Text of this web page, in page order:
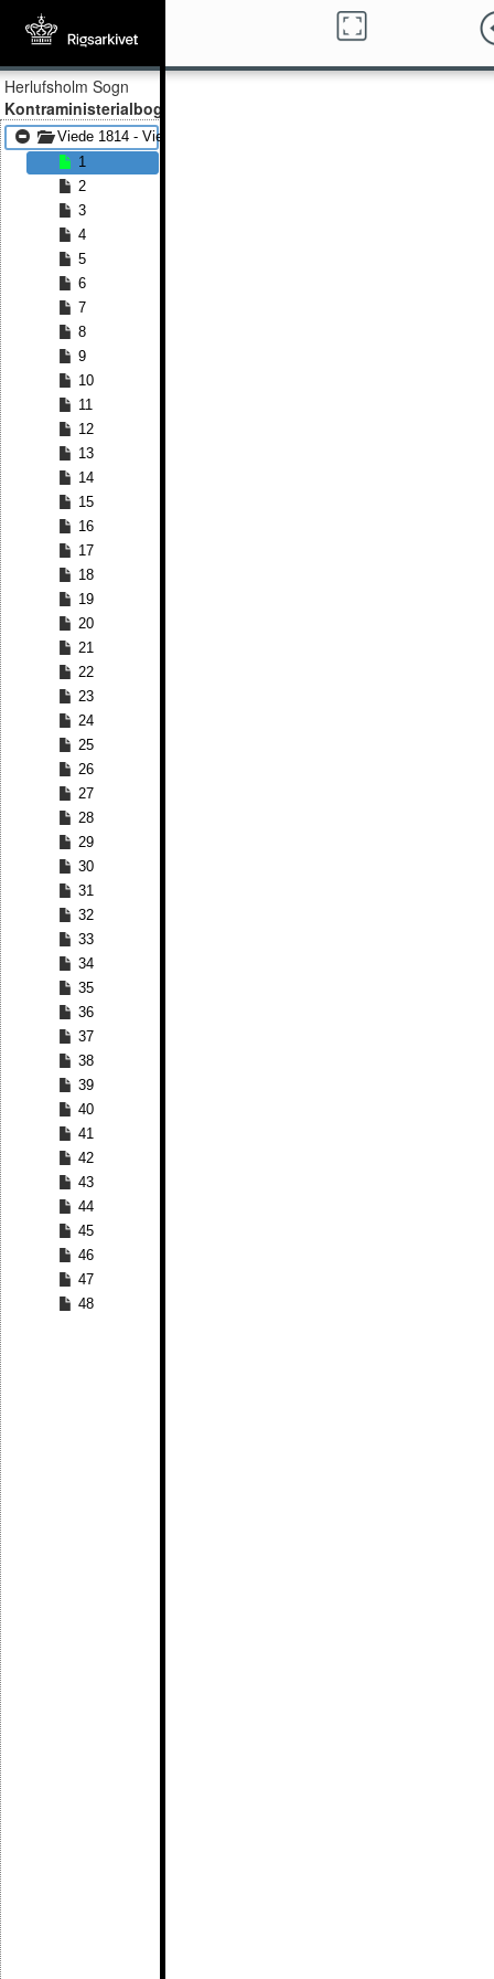
Herlufsholm Sogn
Kontraministerialbog
Viede 1814 - Viede 1840
1
2
3
4
5
6
7
8
9
10
11
12
13
14
15
16
17
18
19
20
21
22
23
24
25
26
27
28
29
30
31
32
33
34
35
36
37
38
39
40
41
42
43
44
45
46
47
48